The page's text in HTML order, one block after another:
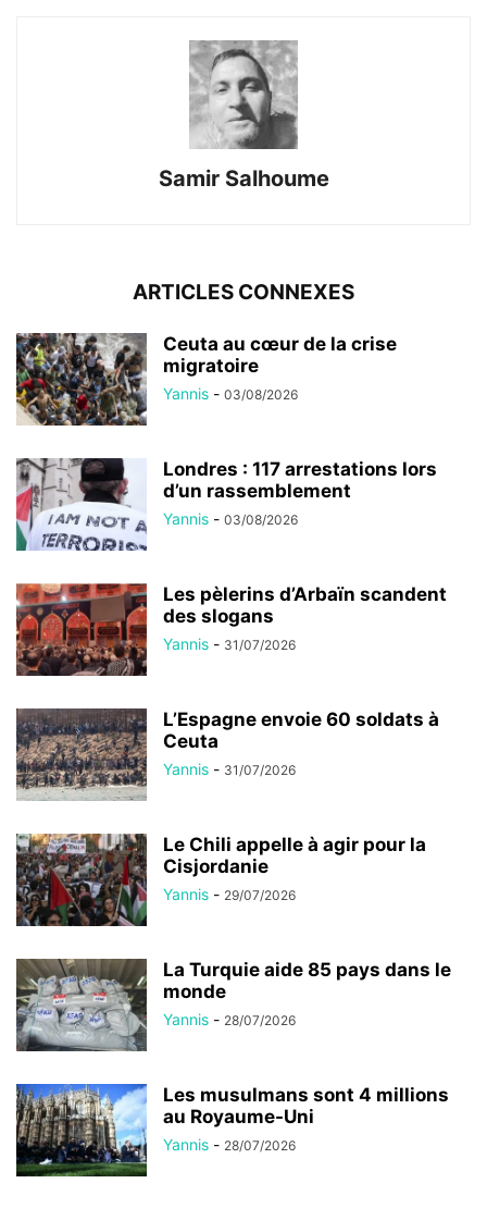
Samir Salhoume
ARTICLES CONNEXES
Ceuta au cœur de la crise
migratoire
Yannis - 03/08/2026
Londres : 117 arrestations lors
d’un rassemblement
Yannis - 03/08/2026
Les pèlerins d’Arbaïn scandent
des slogans
Yannis - 31/07/2026
L’Espagne envoie 60 soldats à
Ceuta
Yannis - 31/07/2026
Le Chili appelle à agir pour la
Cisjordanie
Yannis - 29/07/2026
La Turquie aide 85 pays dans le
monde
Yannis - 28/07/2026
Les musulmans sont 4 millions
au Royaume-Uni
Yannis - 28/07/2026